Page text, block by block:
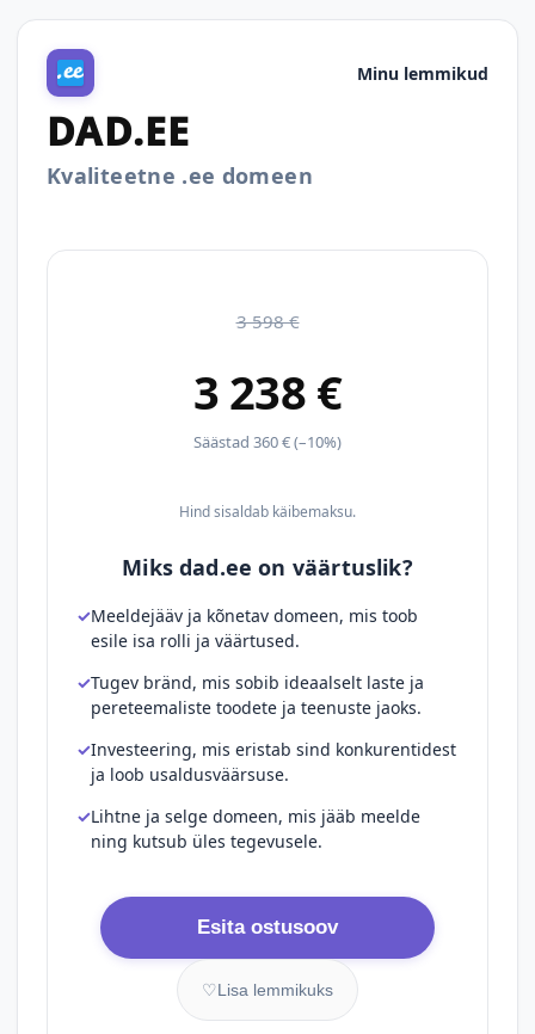
Minu lemmikud
DAD.EE
Kvaliteetne .ee domeen
3 598 €
3 238 €
Säästad 360 € (–10%)
Hind sisaldab käibemaksu.
Miks dad.ee on väärtuslik?
Meeldejääv ja kõnetav domeen, mis toob
esile isa rolli ja väärtused.
Tugev bränd, mis sobib ideaalselt laste ja
pereteemaliste toodete ja teenuste jaoks.
Investeering, mis eristab sind konkurentidest
ja loob usaldusväärsuse.
Lihtne ja selge domeen, mis jääb meelde
ning kutsub üles tegevusele.
Esita ostusoov
♡Lisa lemmikuks